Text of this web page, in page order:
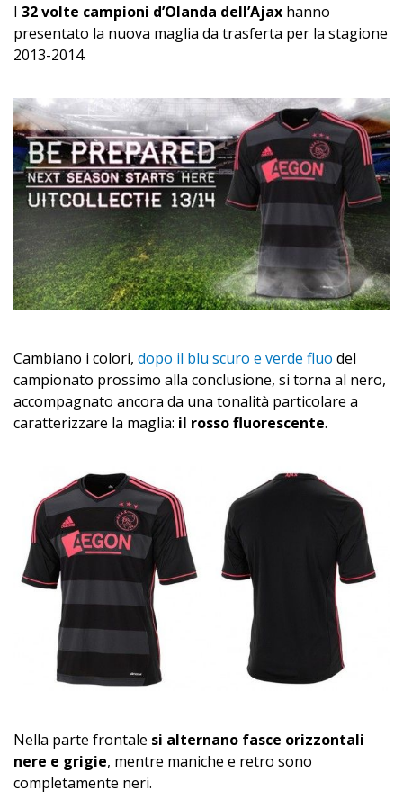
I 32 volte campioni d’Olanda dell’Ajax hanno
presentato la nuova maglia da trasferta per la stagione
2013-2014.
Cambiano i colori, dopo il blu scuro e verde fluo del
campionato prossimo alla conclusione, si torna al nero,
accompagnato ancora da una tonalità particolare a
caratterizzare la maglia: il rosso fluorescente.
Nella parte frontale si alternano fasce orizzontali
nere e grigie, mentre maniche e retro sono
completamente neri.